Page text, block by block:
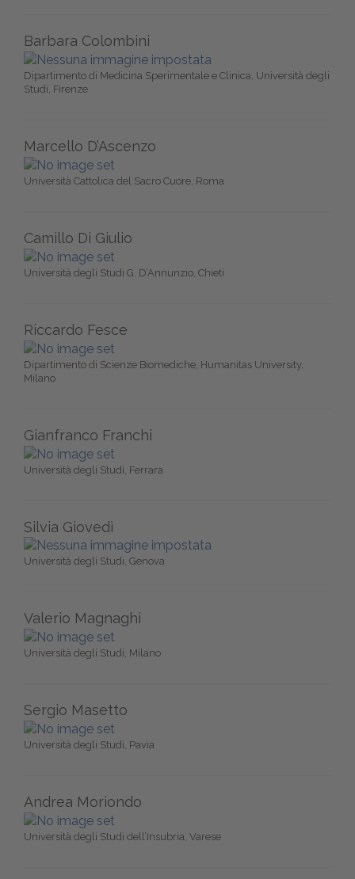
Barbara Colombini
Dipartimento di Medicina Sperimentale e Clinica, Università degli
Studi, Firenze
Marcello D’Ascenzo
Università Cattolica del Sacro Cuore, Roma
Camillo Di Giulio
Università degli Studi G. D’Annunzio, Chieti
Riccardo Fesce
Dipartimento di Scienze Biomediche, Humanitas University,
Milano
Gianfranco Franchi
Università degli Studi, Ferrara
Silvia Giovedì
Università degli Studi, Genova
Valerio Magnaghi
Università degli Studi, Milano
Sergio Masetto
Università degli Studi, Pavia
Andrea Moriondo
Università degli Studi dell’Insubria, Varese